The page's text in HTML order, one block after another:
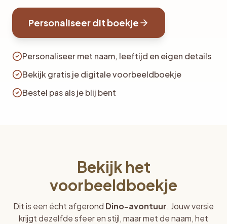
Personaliseer dit boekje
Personaliseer met naam, leeftijd en eigen details
Bekijk gratis je digitale voorbeeldboekje
Bestel pas als je blij bent
Bekijk het
voorbeeldboekje
Dit is een écht afgerond Dino-avontuur. Jouw versie
krijgt dezelfde sfeer en stijl, maar met de naam, het